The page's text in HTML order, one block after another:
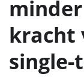
kracht